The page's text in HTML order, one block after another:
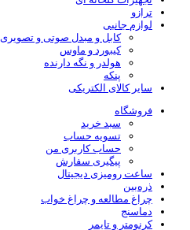
ترازو
لوازم جانبی
کابل و مبدل صوتی و تصویری
کیبورد و ماوس
هولدر و نگه دارنده
پنکه
سایر کالای الکتریکی
فروشگاه
سبد خرید
تسویه حساب
حساب کاربری من
پیگیری سفارش
ساعت‌ رومیزی دیجیتال
ذره‌بین‌
چراغ مطالعه و چراغ خواب
دماسنج‌
کرنومتر و تایمر